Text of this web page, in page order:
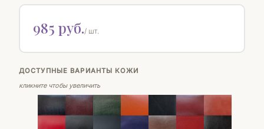
985 руб./ шт.
ДОСТУПНЫЕ ВАРИАНТЫ КОЖИ
кликните чтобы увеличить